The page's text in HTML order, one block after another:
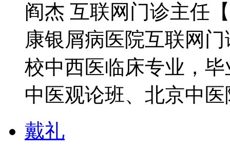
阎杰 互联网门诊主任
康银屑病医院互联网
校中西医临床专业，
中医观论班、北京中医
戴礼